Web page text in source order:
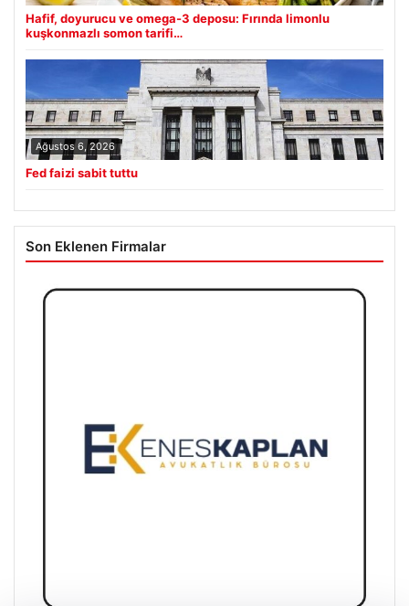
Hafif, doyurucu ve omega-3 deposu: Fırında limonlu
kuşkonmazlı somon tarifi…
Ağustos 6, 2026
Fed faizi sabit tuttu
Son Eklenen Firmalar